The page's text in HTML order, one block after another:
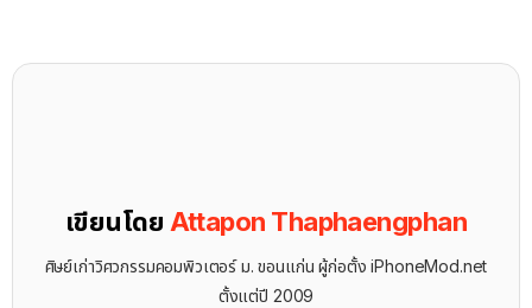
เขียนโดย Attapon Thaphaengphan
ศิษย์เก่าวิศวกรรมคอมพิวเตอร์ ม. ขอนแก่น ผู้ก่อตั้ง iPhoneMod.net
ตั้งแต่ปี 2009